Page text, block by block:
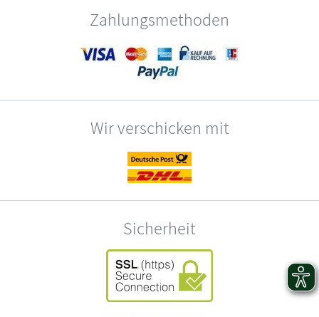
Zahlungsmethoden
Wir verschicken mit
Sicherheit